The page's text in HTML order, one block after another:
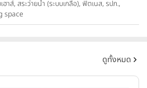
าส์, สระว่ายน้ำ (ระบบเกลือ), ฟิตเนส, รปภ.,
space
ดูทั้งหมด